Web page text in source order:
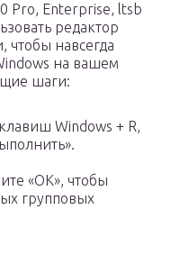
Pro, Enterprise, ltsb
редактор
чтобы навсегда
на вашем
шаги:
Windows + R,
«ОК», чтобы
групповых